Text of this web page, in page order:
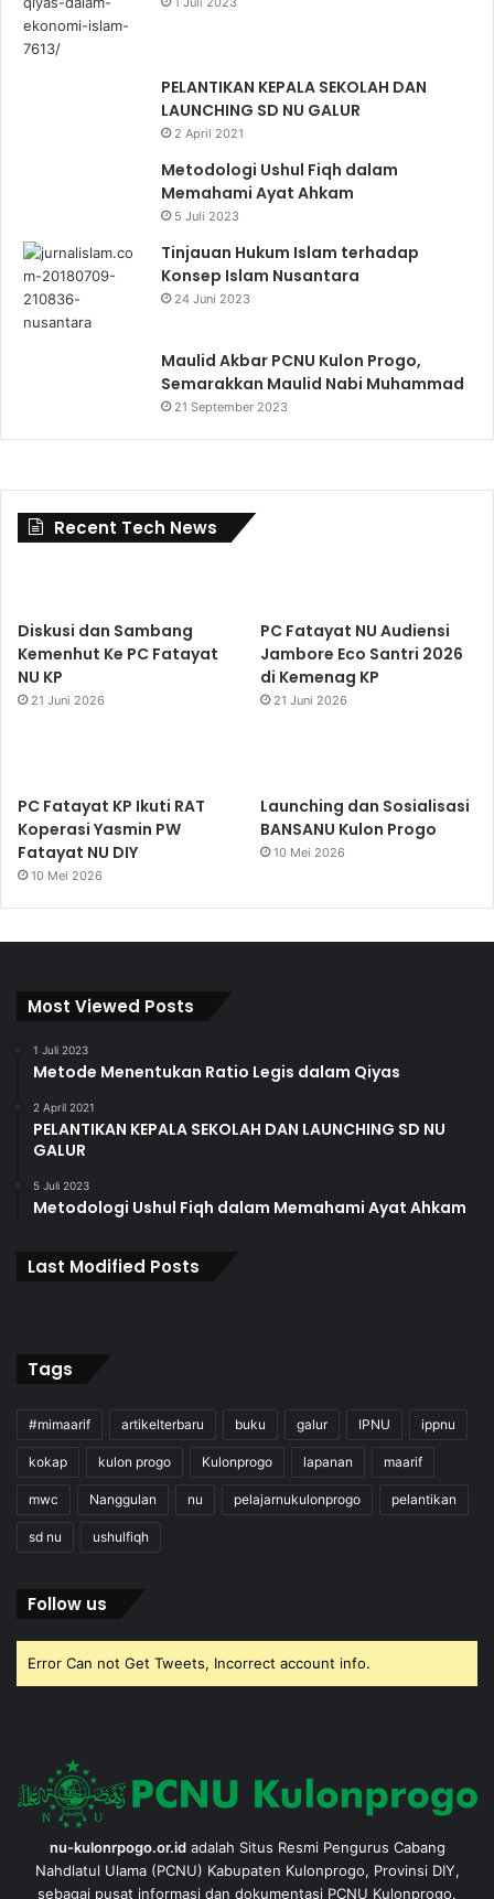
PELANTIKAN KEPALA SEKOLAH DAN
LAUNCHING SD NU GALUR
2 April 2021
Metodologi Ushul Fiqh dalam
Memahami Ayat Ahkam
5 Juli 2023
Tinjauan Hukum Islam terhadap
Konsep Islam Nusantara
24 Juni 2023
Maulid Akbar PCNU Kulon Progo,
Semarakkan Maulid Nabi Muhammad
21 September 2023
Recent Tech News
Diskusi dan Sambang
Kemenhut Ke PC Fatayat
NU KP
21 Juni 2026
PC Fatayat NU Audiensi
Jambore Eco Santri 2026
di Kemenag KP
21 Juni 2026
PC Fatayat KP Ikuti RAT
Koperasi Yasmin PW
Fatayat NU DIY
10 Mei 2026
Launching dan Sosialisasi
BANSANU Kulon Progo
10 Mei 2026
Most Viewed Posts
1 Juli 2023
Metode Menentukan Ratio Legis dalam Qiyas
2 April 2021
PELANTIKAN KEPALA SEKOLAH DAN LAUNCHING SD NU
GALUR
5 Juli 2023
Metodologi Ushul Fiqh dalam Memahami Ayat Ahkam
Last Modified Posts
Tags
#mimaarif artikelterbaru buku galur IPNU ippnu
kokap kulon progo Kulonprogo lapanan maarif
mwc Nanggulan nu pelajarnukulonprogo pelantikan
sd nu ushulfiqh
Follow us
Error Can not Get Tweets, Incorrect account info.
nu-kulonrpogo.or.idadalah Situs Resmi Pengurus Cabang
Nahdlatul Ulama (PCNU) Kabupaten Kulonprogo, Provinsi DIY,
sebagai pusat informasi dan dokumentasi PCNU Kulonprogo.